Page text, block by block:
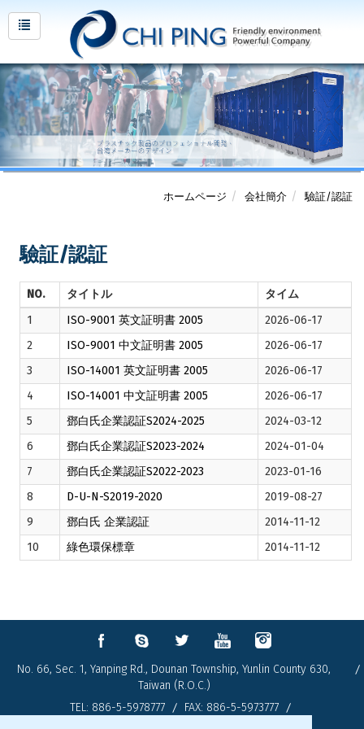
ホームページ 会社簡介 驗証/認証
驗証/認証
NO. タイトル
タイム
1
ISO-9001 英文証明書 2005
2026-06-17
2
ISO-9001 中文証明書 2005
2026-06-17
3
ISO-14001 英文証明書 2005
2026-06-17
4
ISO-14001 中文証明書 2005
2026-06-17
5
鄧白氏企業認証S2024-2025
2024-03-12
6
鄧白氏企業認証S2023-2024
2024-01-04
7
鄧白氏企業認証S2022-2023
2023-01-16
8
D-U-N-S2019-2020
2019-08-27
9
鄧白氏 企業認証
2014-11-12
10
綠色環保標章 2014-11-12
No. 66, Sec. 1, Yanping Rd., Dounan Township, Yunlin County 630,
Taiwan (R.O.C.)
TEL: 886-5-5978777
FAX: 886-5-5973777